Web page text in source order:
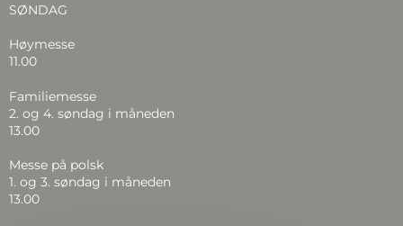
SØNDAG
Høymesse
11.00
Familiemesse
2. og 4. søndag i måneden
13.00
Messe på polsk
1. og 3. søndag i måneden
13.00